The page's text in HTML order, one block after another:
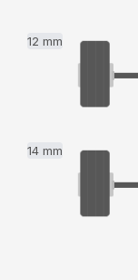
12 mm
14 mm